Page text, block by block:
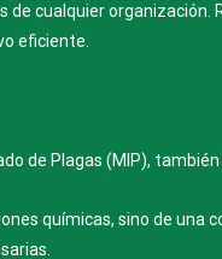
cualquier organización.
eficiente.
de Plagas (MIP),
químicas, sino de una